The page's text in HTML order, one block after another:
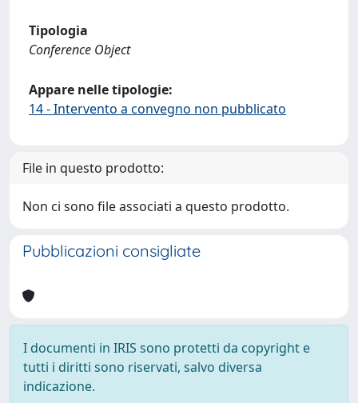
Tipologia
Conference Object
Appare nelle tipologie:
14 - Intervento a convegno non pubblicato
File in questo prodotto:
Non ci sono file associati a questo prodotto.
Pubblicazioni consigliate
I documenti in IRIS sono protetti da copyright e
tutti i diritti sono riservati, salvo diversa
indicazione.